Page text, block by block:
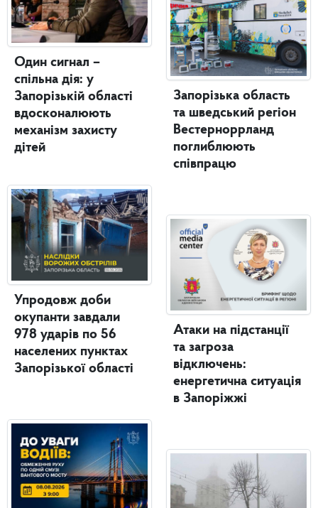
Один сигнал –
спільна дія: у
Запорізькій області
вдосконалюють
механізм захисту
дітей
Упродовж доби
окупанти завдали
978 ударів по 56
населених пунктах
Запорізької області
Запорізька область
та шведський регіон
Вестерноррланд
поглиблюють
співпрацю
Атаки на підстанції
та загроза
відключень:
енергетична ситуація
в Запоріжжі